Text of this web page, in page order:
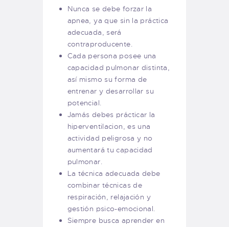
Nunca se debe forzar la
apnea, ya que sin la práctica
adecuada, será
contraproducente.
Cada persona posee una
capacidad pulmonar distinta,
así mismo su forma de
entrenar y desarrollar su
potencial.
Jamás debes prácticar la
hiperventilacion, es una
actividad peligrosa y no
aumentará tu capacidad
pulmonar.
La técnica adecuada debe
combinar técnicas de
respiración, relajación y
gestión psico-emocional.
Siempre busca aprender en